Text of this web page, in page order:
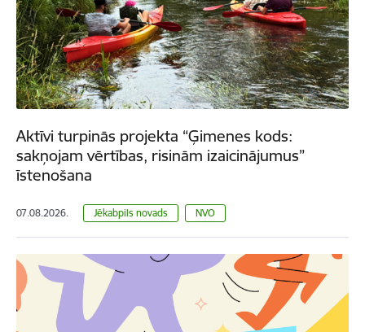
Aktīvi turpinās projekta “Ģimenes kods:
sakņojam vērtības, risinām izaicinājumus”
īstenošana
07.08.2026. Jēkabpils novads NVO